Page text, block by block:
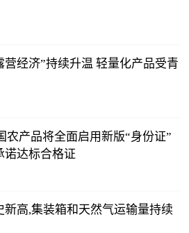
经济”持续升温 轻量化产品受青
农产品将全面启用新版“身份证”
达标合格证
高,集装箱和天然气运输量持续